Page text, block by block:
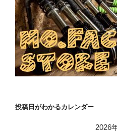
投稿日がわかるカレンダー
2026